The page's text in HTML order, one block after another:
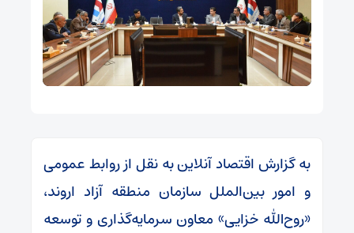
به گزارش اقتصاد آنلاین به نقل از روابط عمومی
و امور بین‌الملل سازمان منطقه آزاد اروند،
«روح‌الله خزایی» معاون سرمایه‌گذاری و توسعه